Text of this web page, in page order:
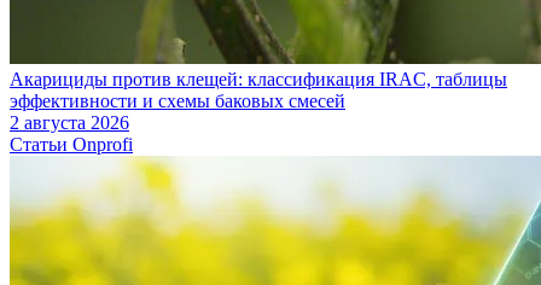
Акарициды против клещей: классификация IRAC, таблицы
эффективности и схемы баковых смесей
2 августа 2026
Статьи Onprofi